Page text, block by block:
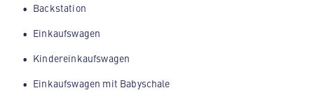
Backstation
Einkaufswagen
Kindereinkaufswagen
Einkaufswagen mit Babyschale